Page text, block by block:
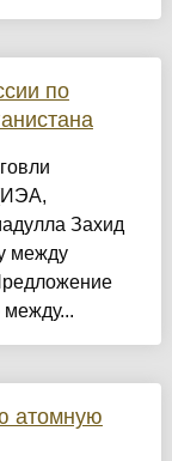
по
Захид
между
между...
атомную